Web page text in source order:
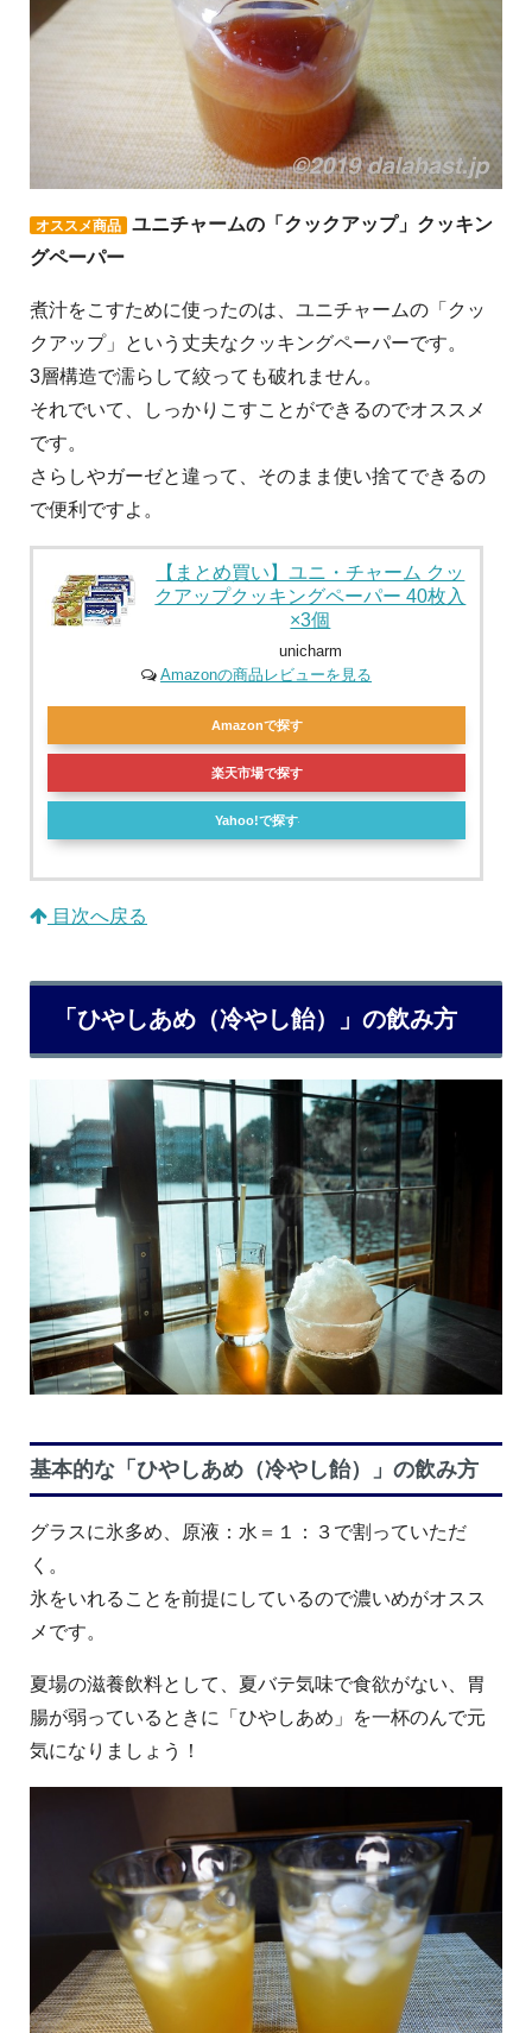
オススメ商品
ユニチャームの「クックアップ」クッキン
グペーパー
煮汁をこすために使ったのは、ユニチャームの「クッ
クアップ」という丈夫なクッキングペーパーです。
3層構造で濡らして絞っても破れません。
それでいて、しっかりこすことができるのでオススメ
です。
さらしやガーゼと違って、そのまま使い捨てできるの
で便利ですよ。
【まとめ買い】ユニ・チャーム クッ
クアップクッキングペーパー 40枚入
×3個
unicharm
Amazonの商品レビューを見る
Amazonで探す
楽天市場で探す
Yahoo!で探す
目次へ戻る
「ひやしあめ（冷やし飴）」の飲み方
基本的な「ひやしあめ（冷やし飴）」の飲み方
グラスに氷多め、原液：水＝１：３で割っていただ
く。
氷をいれることを前提にしているので濃いめがオスス
メです。
夏場の滋養飲料として、夏バテ気味で食欲がない、胃
腸が弱っているときに「ひやしあめ」を一杯のんで元
気になりましょう！